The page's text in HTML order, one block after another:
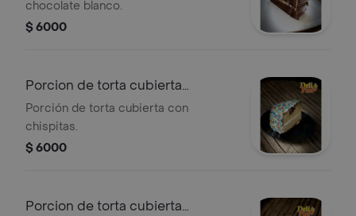
chocolate blanco.
$ 6000
Porcion de torta cubierta
chispitas
Porción de torta cubierta con
chispitas.
$ 6000
Porcion de torta cubierta